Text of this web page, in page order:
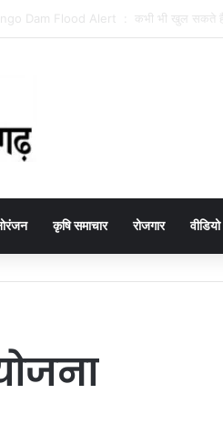
Rangadih Road News : 3 किमी का
कृषि समाचार रोजगार वीडियो